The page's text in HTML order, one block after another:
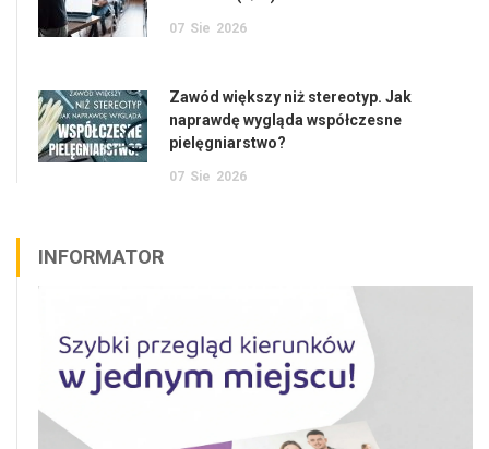
07 Sie 2026
Zawód większy niż stereotyp. Jak
naprawdę wygląda współczesne
pielęgniarstwo?
07 Sie 2026
INFORMATOR